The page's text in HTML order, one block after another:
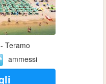
Teramo
ammessi